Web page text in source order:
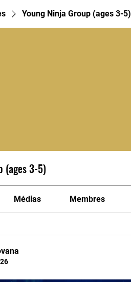
Young Ninja Group (ages 3-5)
(ages 3-5)
Médias Membres